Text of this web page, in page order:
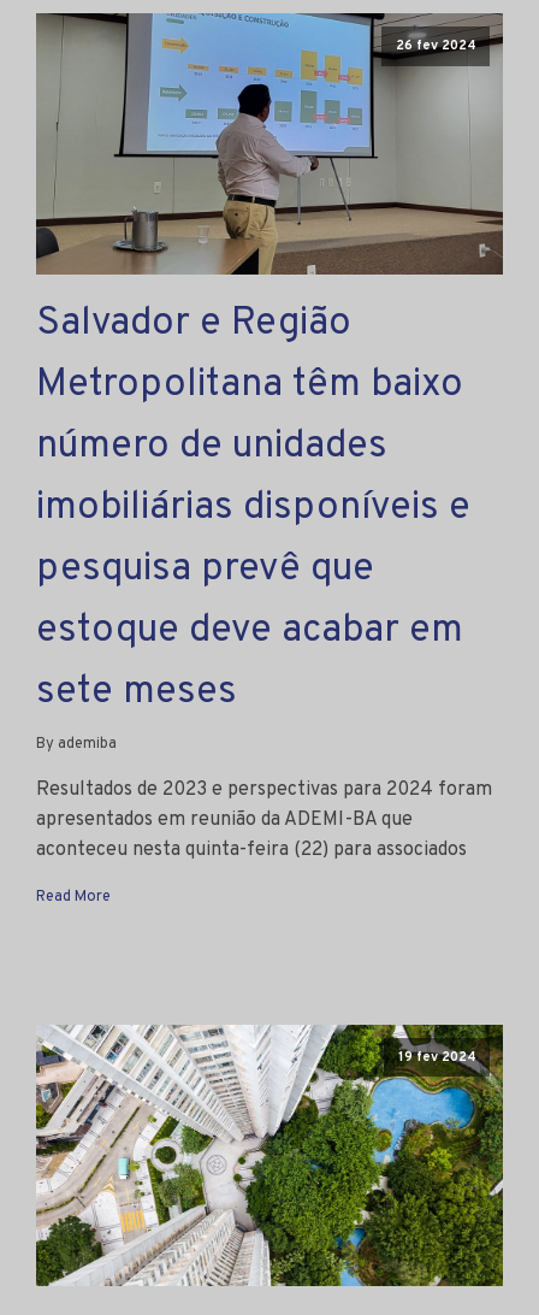
26 fev 2024
Salvador e Região
Metropolitana têm baixo
número de unidades
imobiliárias disponíveis e
pesquisa prevê que
estoque deve acabar em
sete meses
By ademiba
Resultados de 2023 e perspectivas para 2024 foram
apresentados em reunião da ADEMI-BA que
aconteceu nesta quinta-feira (22) para associados
Read More
19 fev 2024